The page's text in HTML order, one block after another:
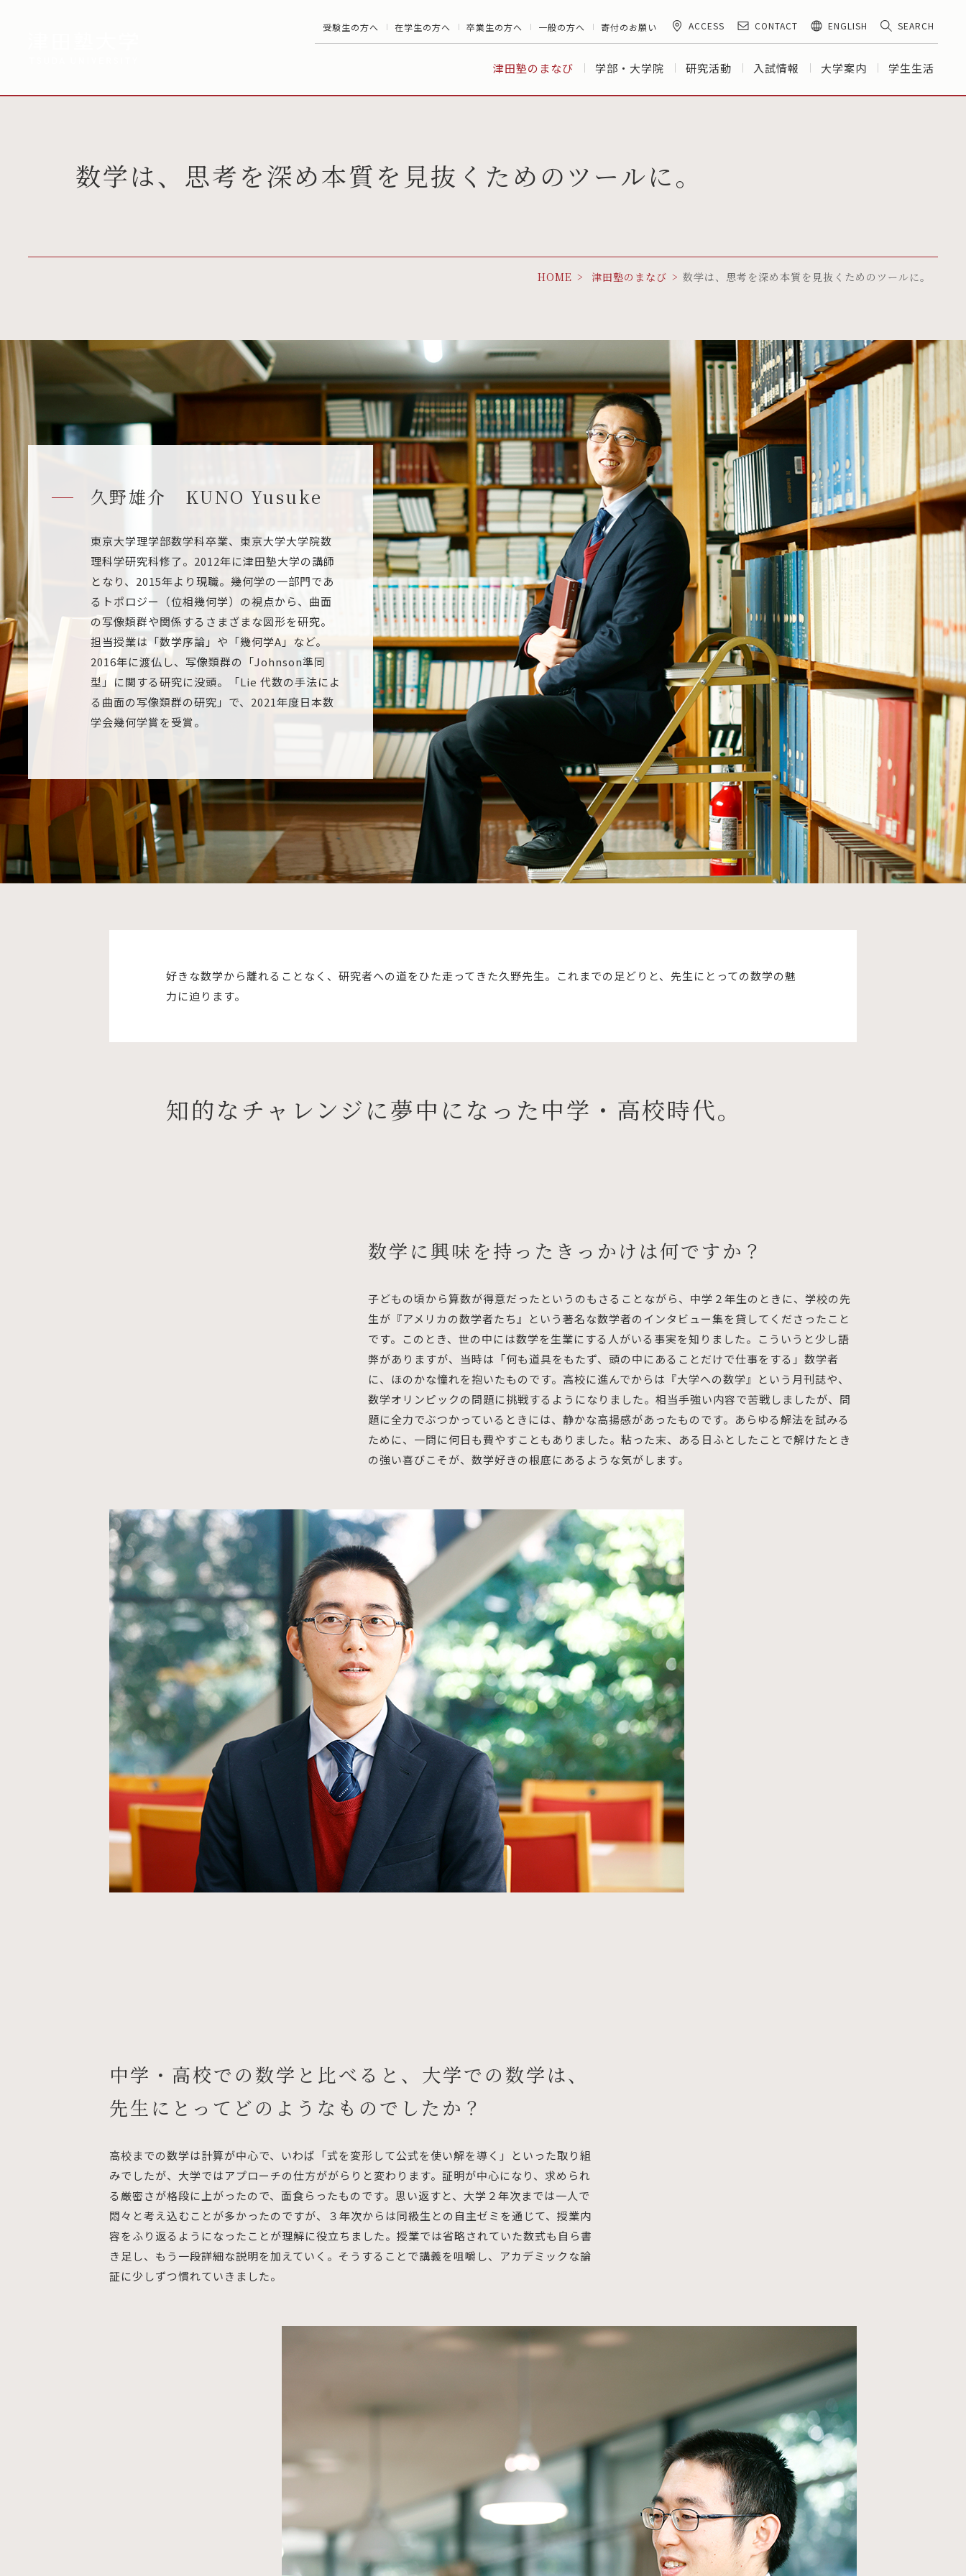
受験生の方へ 在学生の方へ 卒業生の方へ 一般の方へ 寄付のお願い ACCESS CONTACT ENGLISH SEARCH
津田塾のまなび 学部・大学院 研究活動 入試情報 大学案内 学生生活
数学は、思考を深め本質を見抜くためのツールに。
HOME 津田塾のまなび 数学は、思考を深め本質を見抜くためのツールに。
久野雄介 KUNO Yusuke
東京大学理学部数学科卒業、東京大学大学院数
理科学研究科修了。2012年に津田塾大学の講師
となり、2015年より現職。幾何学の一部門であ
るトポロジー（位相幾何学）の視点から、曲面
の写像類群や関係するさまざまな図形を研究。
担当授業は「数学序論」や「幾何学A」など。
2016年に渡仏し、写像類群の「Johnson準同
型」に関する研究に没頭。「Lie 代数の手法によ
る曲面の写像類群の研究」で、2021年度日本数
学会幾何学賞を受賞。
好きな数学から離れることなく、研究者への道をひた走ってきた久野先生。これまでの足どりと、先生にとっての数学の魅
力に迫ります。
知的なチャレンジに夢中になった中学・高校時代。
数学に興味を持ったきっかけは何ですか？
子どもの頃から算数が得意だったというのもさることながら、中学２年生のときに、学校の先
生が『アメリカの数学者たち』という著名な数学者のインタビュー集を貸してくださったこと
です。このとき、世の中には数学を生業にする人がいる事実を知りました。こういうと少し語
弊がありますが、当時は「何も道具をもたず、頭の中にあることだけで仕事をする」数学者
に、ほのかな憧れを抱いたものです。高校に進んでからは『大学への数学』という月刊誌や、
数学オリンピックの問題に挑戦するようになりました。相当手強い内容で苦戦しましたが、問
題に全力でぶつかっているときには、静かな高揚感があったものです。あらゆる解法を試みる
ために、一問に何日も費やすこともありました。粘った末、ある日ふとしたことで解けたとき
の強い喜びこそが、数学好きの根底にあるような気がします。
中学・高校での数学と比べると、大学での数学は、
先生にとってどのようなものでしたか？
高校までの数学は計算が中心で、いわば「式を変形して公式を使い解を導く」といった取り組
みでしたが、大学ではアプローチの仕方ががらりと変わります。証明が中心になり、求められ
る厳密さが格段に上がったので、面食らったものです。思い返すと、大学２年次までは一人で
悶々と考え込むことが多かったのですが、３年次からは同級生との自主ゼミを通じて、授業内
容をふり返るようになったことが理解に役立ちました。授業では省略されていた数式も自ら書
き足し、もう一段詳細な説明を加えていく。そうすることで講義を咀嚼し、アカデミックな論
証に少しずつ慣れていきました。